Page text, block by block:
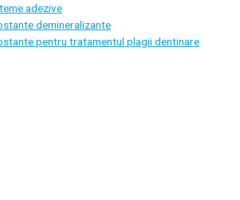
adezive
demineralizante
pentru tratamentul plagii dentinare